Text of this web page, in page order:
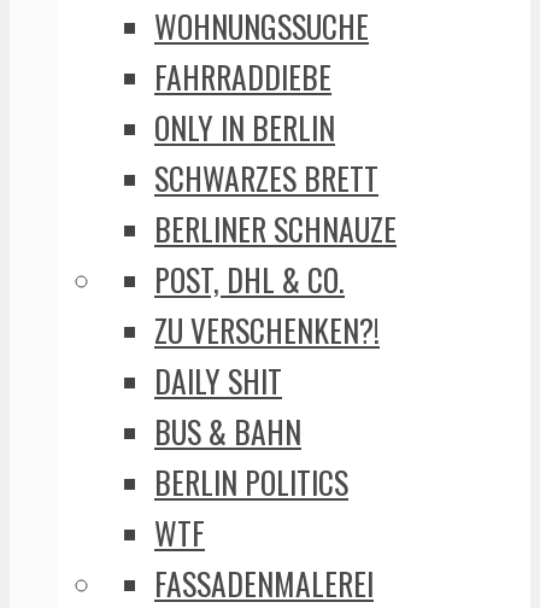
WOHNUNGSSUCHE
FAHRRADDIEBE
ONLY IN BERLIN
SCHWARZES BRETT
BERLINER SCHNAUZE
POST, DHL & CO.
ZU VERSCHENKEN?!
DAILY SHIT
BUS & BAHN
BERLIN POLITICS
WTF
FASSADENMALEREI